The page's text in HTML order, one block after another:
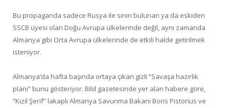
Bu propaganda sadece Rusya ile sınırı bulunan ya da eskiden
SSCB üyesi olan Doğu Avrupa ülkelerinde değil, aynı zamanda
Almanya gibi Orta Avrupa ülkelerinde de etkili halde getirilmek
isteniyor.
Almanya’da hafta başında ortaya çıkan gizli “Savaşa hazırlık
planı” bunu gösteriyor. Bild gazetesinde yer alan habere göre,
“Kızıl Şerif” lakaplı Almanya Savunma Bakanı Boris Pistorius ve